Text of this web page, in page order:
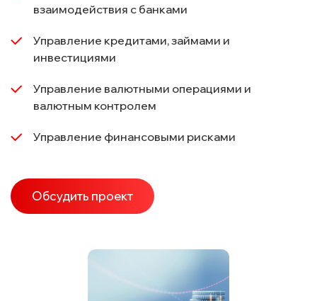
взаимодействия с банками
Управление кредитами, займами и
инвестициями
Управление валютными операциями и
валютным контролем
Управление финансовыми рисками
Обсудить проект